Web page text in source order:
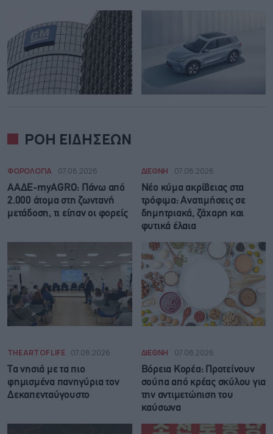
ΡΟΗ ΕΙΔΗΣΕΩΝ
ΦΟΡΟΛΟΓΙΑ 07.08.2026
ΑΑΔΕ-myAGRO: Πάνω από
2.000 άτομα στη ζωντανή
μετάδοση, τι είπαν οι φορείς
ΔΙΕΘΝΗ 07.08.2026
Νέο κύμα ακρίβειας στα
τρόφιμα: Ανατιμήσεις σε
δημητριακά, ζάχαρη και
φυτικά έλαια
THE ART OF LIFE 07.08.2026
Τα νησιά με τα πιο
φημισμένα πανηγύρια τον
Δεκαπενταύγουστο
ΔΙΕΘΝΗ 07.08.2026
Βόρεια Κορέα: Προτείνουν
σούπα από κρέας σκύλου για
την αντιμετώπιση του
καύσωνα